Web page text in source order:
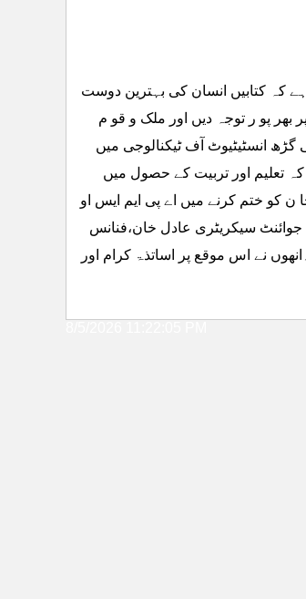
کہ کتابیں انسان کی بہترین دوست
بھر پو ر توجہ دیں اور ملک و قو م
گڑھ انسٹیٹیوٹ آف ٹیکنالوجی میں
کہ تعلیم اور تربیت کے حصول میں
ن کو ختم کرنے میں اے پی ایم ایس او
سیکریٹری عادل خان،فنانس
نے اس موقع پر اساتذۃ کرام اور